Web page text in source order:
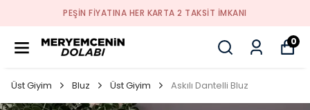
PEŞİN FİYATINA HER KARTA 2 TAKSİT İMKANI
0
Üst Giyim Bluz Üst Giyim Askılı Dantelli Bluz